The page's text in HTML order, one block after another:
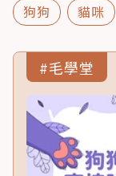
狗狗 貓咪
#毛學堂